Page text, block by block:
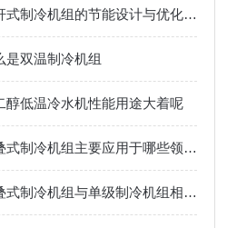
螺杆式制冷机组的节能设计与优化策略
是双温制冷机组
醇低温冷水机性能用途大着呢
复叠式制冷机组主要应用于哪些领域？
复叠式制冷机组与单级制冷机组相比有哪些优势？